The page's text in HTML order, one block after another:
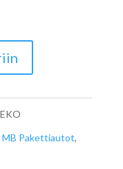
MB Pakettiautot,